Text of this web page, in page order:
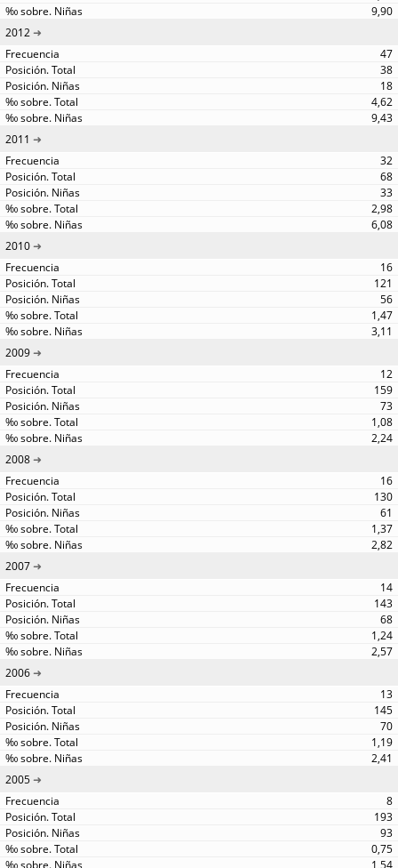
9,90
2012
47
38
18
4,62
9,43
2011
32
68
33
2,98
6,08
2010
16
121
56
1,47
3,11
2009
12
159
73
1,08
2,24
2008
16
130
61
1,37
2,82
2007
14
143
68
1,24
2,57
2006
13
145
70
1,19
2,41
2005
8
193
93
0,75
1,54